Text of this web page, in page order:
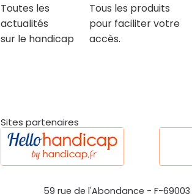
Toutes les
actualités
sur le handicap
Tous les produits
pour faciliter votre
accès.
Sites partenaires
59 rue de l'Abondance - F-69003